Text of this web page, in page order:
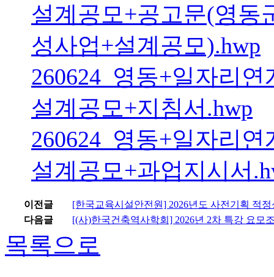
설계공모+공고문(영동
성사업+설계공모).hwp
260624_영동+일자리
설계공모+지침서.hwp
260624_영동+일자리
설계공모+과업지시서
이전글
[한국교육시설안전원] 2026년도 사전기획 적
다음글
[(사)한국건축역사학회] 2026년 2차 특강 요모
목록으로